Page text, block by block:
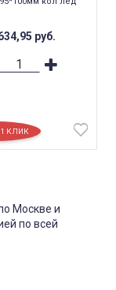
руб.
Москве и
по всей